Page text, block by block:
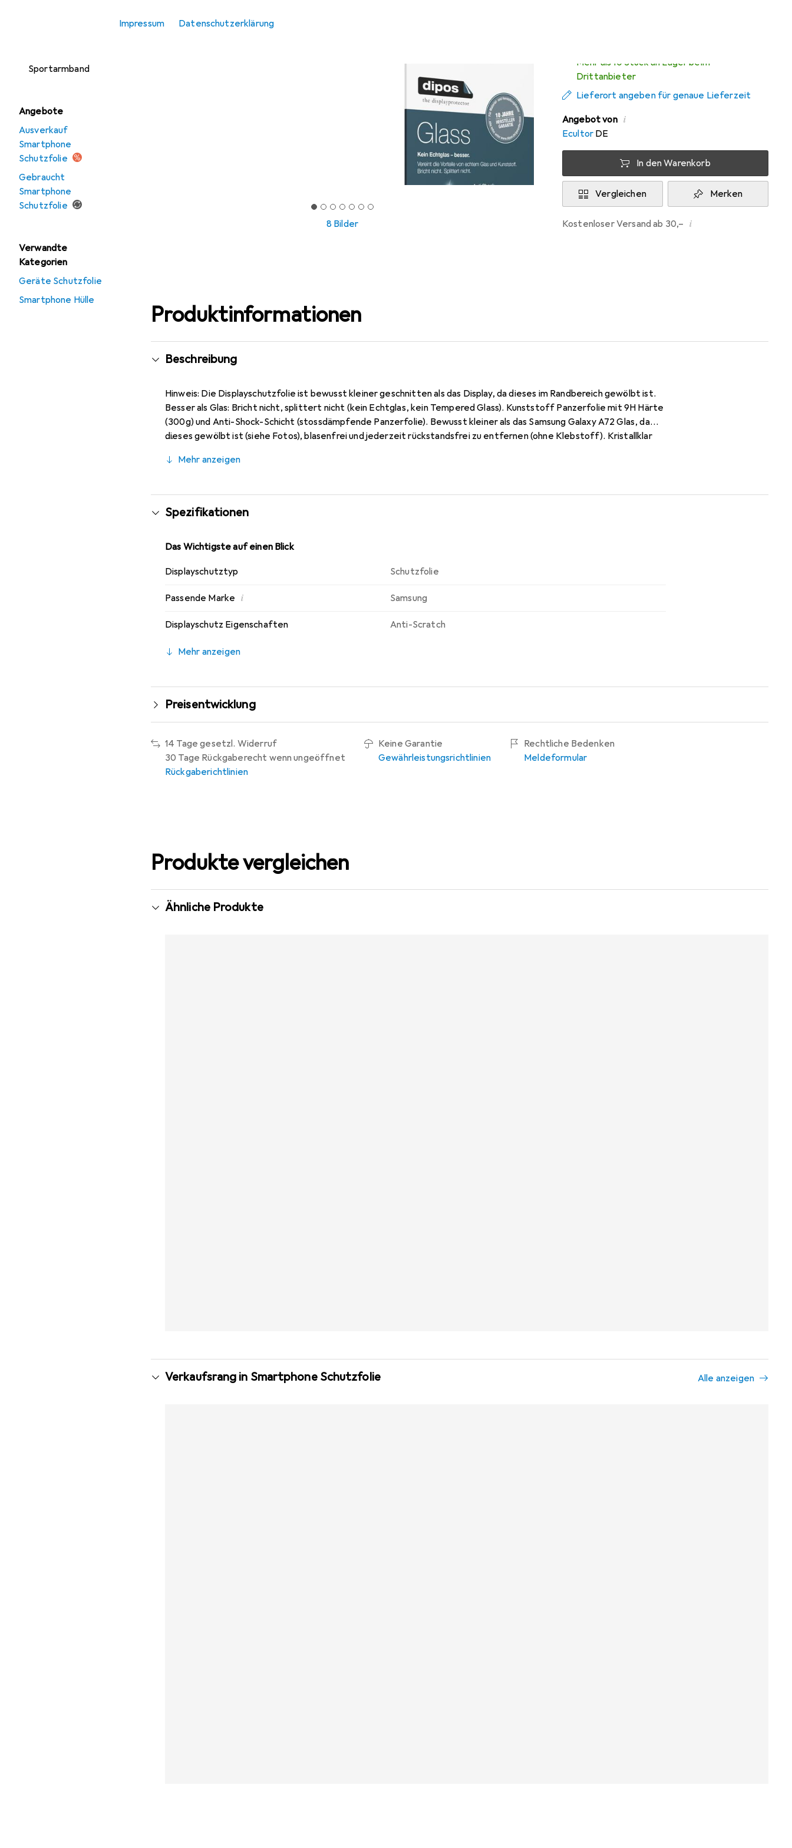
Impressum Datenschutzerklärung
Sportarmband
Angebote
Ausverkauf
Smartphone
Schutzfolie
Gebraucht
Smartphone
Schutzfolie
Verwandte
Kategorien
Geräte Schutzfolie
Smartphone Hülle
8 Bilder
Mehr als 10 Stück an Lager beim
Drittanbieter
Lieferort angeben für genaue Lieferzeit
Angebot von i
Ecultor DE
In den Warenkorb
Vergleichen Merken
Kostenloser Versand ab 30,– i
Produktinformationen
Beschreibung
Hinweis: Die Displayschutzfolie ist bewusst kleiner geschnitten als das Display, da dieses im Randbereich gewölbt ist.
Besser als Glas: Bricht nicht, splittert nicht (kein Echtglas, kein Tempered Glass). Kunststoff Panzerfolie mit 9H Härte
(300g) und Anti-Shock-Schicht (stossdämpfende Panzerfolie). Bewusst kleiner als das Samsung Galaxy A72 Glas, da
dieses gewölbt ist (siehe Fotos), blasenfrei und jederzeit rückstandsfrei zu entfernen (ohne Klebstoff). Kristallklar
Markenprodukt made in Germany.
Mehr anzeigen
Spezifikationen
Das Wichtigste auf einen Blick
Displayschutztyp Schutzfolie
Passende Marke i Samsung
Displayschutz Eigenschaften Anti-Scratch
Mehr anzeigen
Preisentwicklung
14 Tage gesetzl. Widerruf
30 Tage Rückgaberecht wenn ungeöffnet
Rückgaberichtlinien
Keine Garantie
Gewährleistungsrichtlinien
Rechtliche Bedenken
Meldeformular
Produkte vergleichen
Ähnliche Produkte
Verkaufsrang in Smartphone Schutzfolie Alle anzeigen